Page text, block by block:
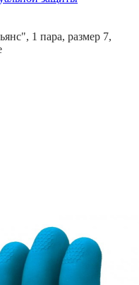
1 пара, размер 7,